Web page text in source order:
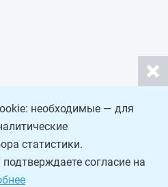
необходимые — для
статистики.
согласие на